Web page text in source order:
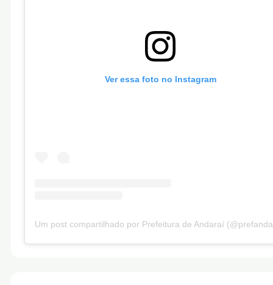
Ver essa foto no Instagram
Um post compartilhado por Prefeitura de Andaraí